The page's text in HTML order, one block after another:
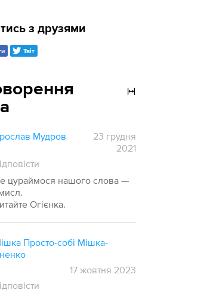
Мудров
23 грудня
2021
цураймося нашого слова —
Огієнка.
Просто-собі Мішка-
17 жовтня 2023
з друзями
Твіт